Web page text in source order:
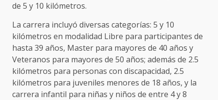
de 5 y 10 kilómetros.
La carrera incluyó diversas categorías: 5 y 10
kilómetros en modalidad Libre para participantes de
hasta 39 años, Master para mayores de 40 años y
Veteranos para mayores de 50 años; además de 2.5
kilómetros para personas con discapacidad, 2.5
kilómetros para juveniles menores de 18 años, y la
carrera infantil para niñas y niños de entre 4 y 8